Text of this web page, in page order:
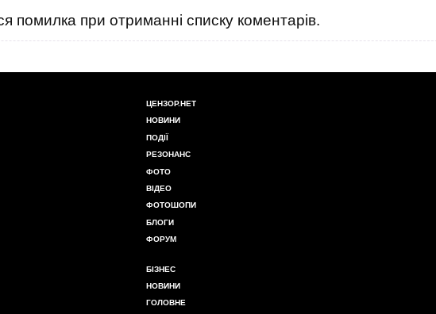
помилка при отриманні списку коментарів.
ЦЕНЗОР.НЕТ
НОВИНИ
ПОДІЇ
РЕЗОНАНС
ФОТО
ВІДЕО
ФОТОШОПИ
БЛОГИ
ФОРУМ
БІЗНЕС
НОВИНИ
ГОЛОВНЕ